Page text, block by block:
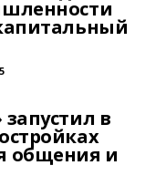
в
общения и